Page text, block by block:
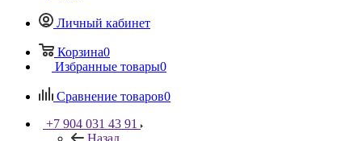
Личный кабинет
Корзина0
Избранные товары0
Сравнение товаров0
+7 904 031 43 91
Назад